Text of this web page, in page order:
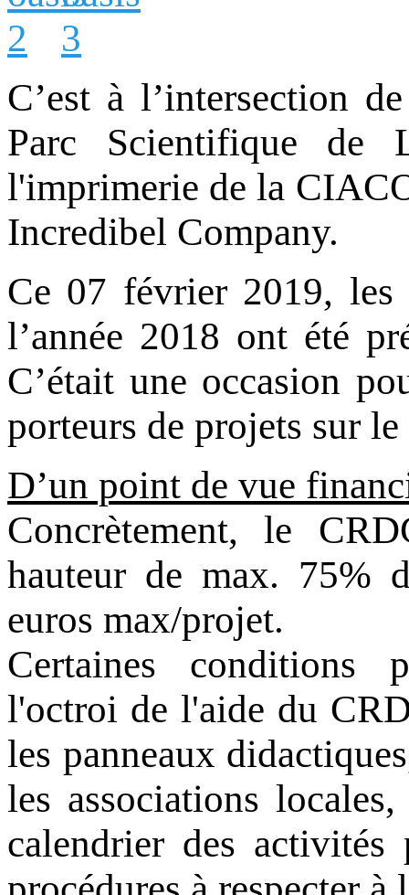
C’est à l’intersection
Parc Scientifique de
l'imprimerie de la
Incredibel Company.
Ce 07 février 2019, les
l’année 2018 ont été
C’était une occasion
porteurs de projets sur
D’un point de vue
Concrètement, le
hauteur de max. 75%
euros max/projet.
Certaines conditions
l'octroi de l'aide du
les panneaux
les associations
calendrier des